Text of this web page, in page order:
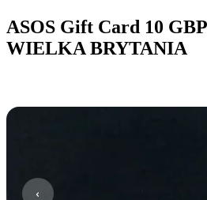
ASOS Gift Card 10
WIELKA BRYTANIA